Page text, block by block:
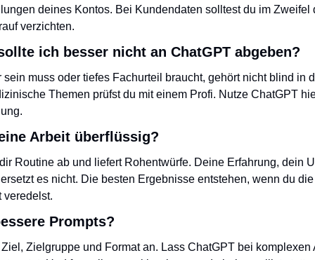
deines Kontos. Bei Kundendaten solltest du im
verzichten.
ich besser nicht an ChatGPT abgeben?
muss oder tiefes Fachurteil braucht, gehört nicht blind in
Themen prüfst du mit einem Profi. Nutze ChatGPT
Arbeit überflüssig?
Routine ab und liefert Rohentwürfe. Deine Erfahrung, dein
es nicht. Die besten Ergebnisse entstehen, wenn du
veredelst.
Prompts?
Zielgruppe und Format an. Lass ChatGPT bei komplexen